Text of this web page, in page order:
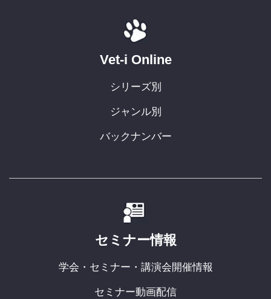
Vet-i Online
シリーズ別
ジャンル別
バックナンバー
セミナー情報
学会・セミナー・講演会開催情報
セミナー動画配信